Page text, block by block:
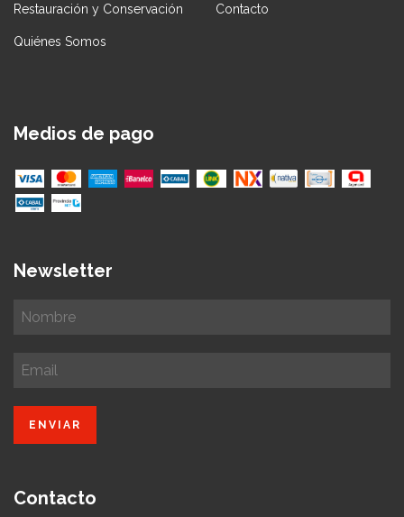
Restauración y Conservación Contacto
Quiénes Somos
Medios de pago
Newsletter
Contacto